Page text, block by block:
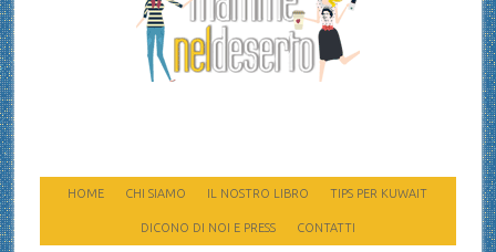
HOME CHI SIAMO IL NOSTRO LIBRO TIPS PER KUWAIT
DICONO DI NOI E PRESS CONTATTI